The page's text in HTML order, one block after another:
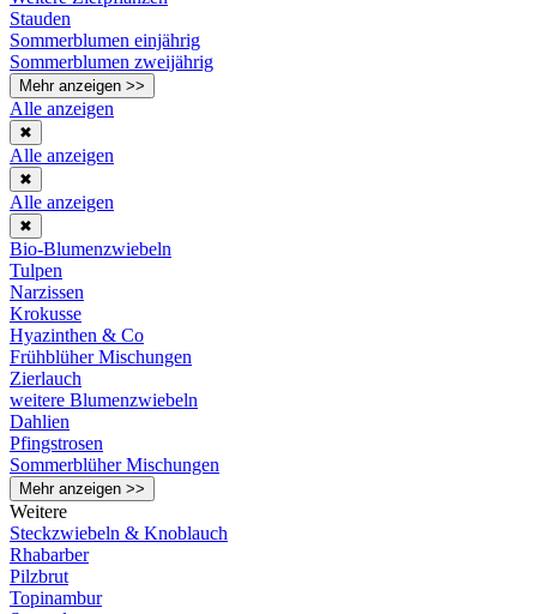
Stauden
Sommerblumen einjährig
Sommerblumen zweijährig
Mehr anzeigen >>
Alle anzeigen
✖
Alle anzeigen
✖
Alle anzeigen
✖
Bio-Blumenzwiebeln
Tulpen
Narzissen
Krokusse
Hyazinthen & Co
Frühblüher Mischungen
Zierlauch
weitere Blumenzwiebeln
Dahlien
Pfingstrosen
Sommerblüher Mischungen
Mehr anzeigen >>
Weitere
Steckzwiebeln & Knoblauch
Rhabarber
Pilzbrut
Topinambur